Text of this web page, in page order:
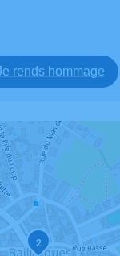
rends hommage
2